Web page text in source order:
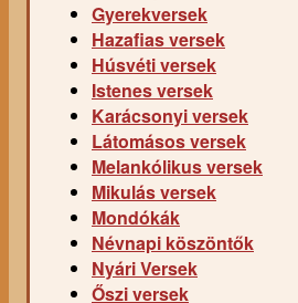
Gyerekversek
Hazafias versek
Húsvéti versek
Istenes versek
Karácsonyi versek
Látomásos versek
Melankólikus versek
Mikulás versek
Mondókák
Névnapi köszöntők
Nyári Versek
Őszi versek